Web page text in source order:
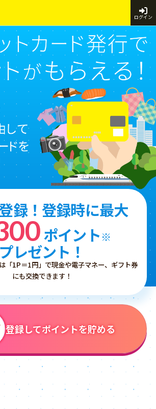
ログイン
録！登録時に最大
ポイント※
プレゼント！
「1P＝1円」で現金や電子マネー、ギフト券
にも交換できます！
登録してポイントを貯める